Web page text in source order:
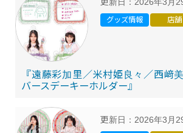
『遠藤彩加里／米村姫良々／西﨑
バースデーキーホルダー』
グッズ情報 店舗
更新日： 2026年3月